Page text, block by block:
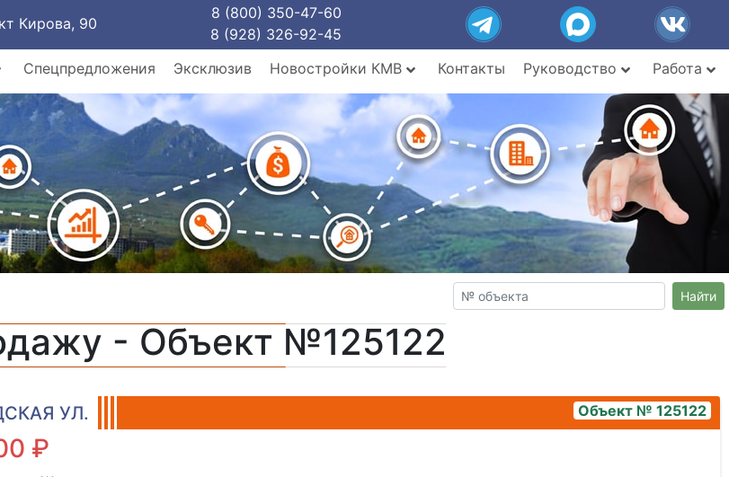
Кирова, 90
8 (800) 350-47-60
8 (928) 326-92-45
Спецпредложения Эксклюзив Новостройки КМВ Контакты Руководство Работа
Найти
- Объект №125122
УЛ. Объект № 125122
₽